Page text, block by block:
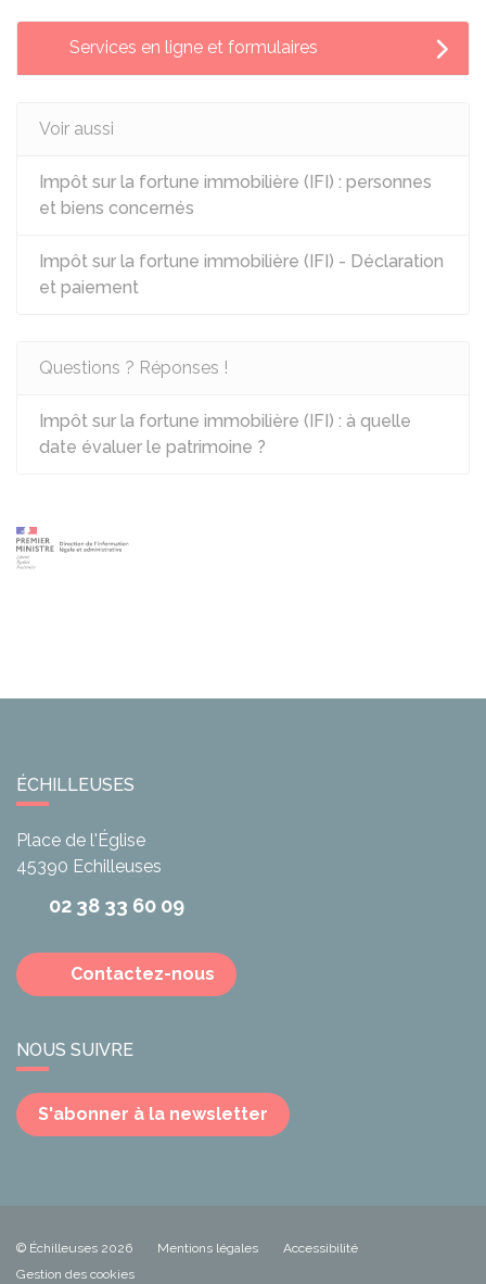
Services en ligne et formulaires
Voir aussi
Impôt sur la fortune immobilière (IFI) : personnes
et biens concernés
Impôt sur la fortune immobilière (IFI) - Déclaration
et paiement
Questions ? Réponses !
Impôt sur la fortune immobilière (IFI) : à quelle
date évaluer le patrimoine ?
ÉCHILLEUSES
Place de l'Église
45390 Echilleuses
02 38 33 60 09
Contactez-nous
NOUS SUIVRE
S'abonner à la newsletter
© Échilleuses 2026 Mentions légales
Accessibilité
Gestion des cookies